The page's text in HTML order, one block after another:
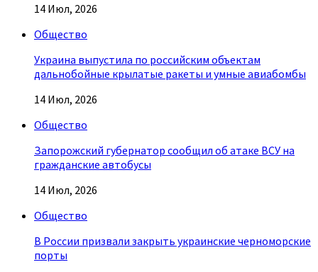
14 Июл, 2026
Общество
Украина выпустила по российским объектам
дальнобойные крылатые ракеты и умные авиабомбы
14 Июл, 2026
Общество
Запорожский губернатор сообщил об атаке ВСУ на
гражданские автобусы
14 Июл, 2026
Общество
В России призвали закрыть украинские черноморские
порты